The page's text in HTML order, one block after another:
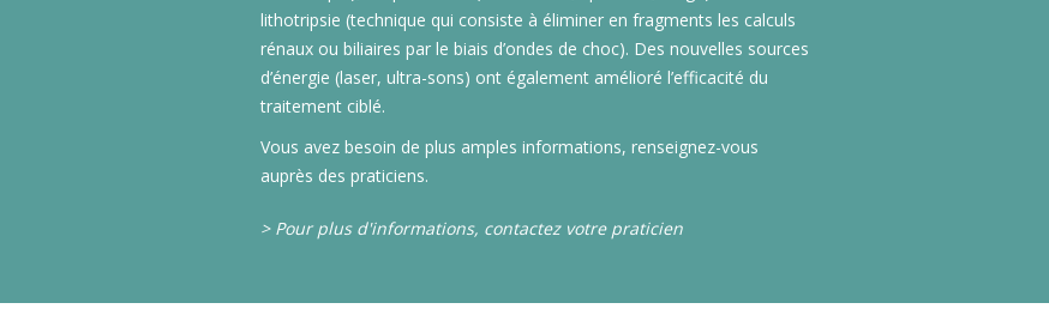
lithotripsie (technique qui consiste à éliminer en fragments les calculs
rénaux ou biliaires par le biais d’ondes de choc). Des nouvelles sources
d’énergie (laser, ultra-sons) ont également amélioré l’efficacité du
traitement ciblé.
Vous avez besoin de plus amples informations, renseignez-vous
auprès des praticiens.
> Pour plus d'informations, contactez votre praticien